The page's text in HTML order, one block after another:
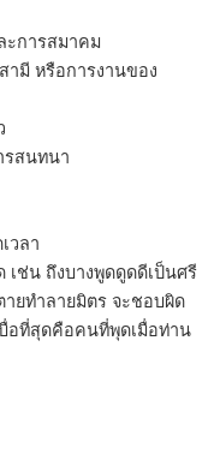
ะการสมาคม
ามี หรือการงานของ
รสนทนา
วลา
เช่น ถึงบางพูดดูดดีเป็นศรี
ยทำลายมิตร จะชอบผิด
อที่สุดคือคนที่พุดเมื่อท่าน